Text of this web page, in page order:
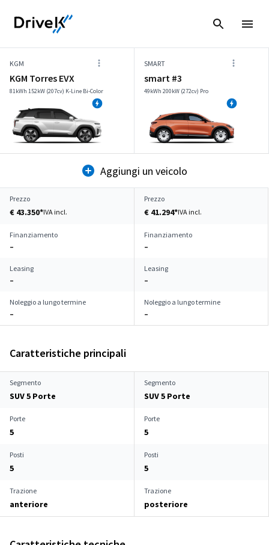
KGM
KGM Torres EVX
81kWh 152kW (207cv) K-Line Bi-Color
SMART
smart #3
49kWh 200kW (272cv) Pro
Aggiungi un veicolo
Prezzo
€ 43.350*IVA incl.
Prezzo
€ 41.294*IVA incl.
Finanziamento
–
Finanziamento
–
Leasing
–
Leasing
–
Noleggio a lungo termine
–
Noleggio a lungo termine
–
Caratteristiche principali
Segmento
SUV 5 Porte
Segmento
SUV 5 Porte
Porte
5
Porte
5
Posti
5
Posti
5
Trazione
anteriore
Trazione
posteriore